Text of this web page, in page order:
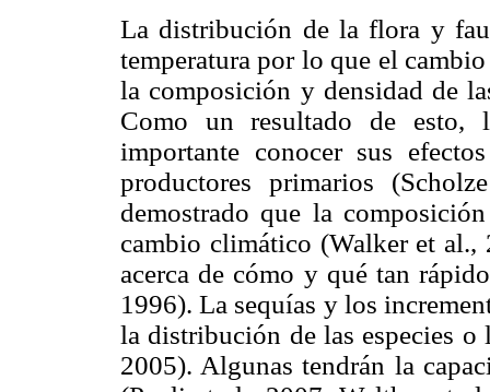
La distribución de la flora y
temperatura por lo que el
la composición y densidad de
Como un resultado de esto,
importante conocer sus
productores primarios
demostrado que la
cambio climático (Walker et al.,
acerca de cómo y qué tan
1996). La sequías y los
la distribución de las especies
2005). Algunas tendrán la